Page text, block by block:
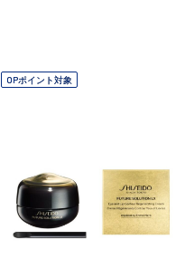
OPポイント対象